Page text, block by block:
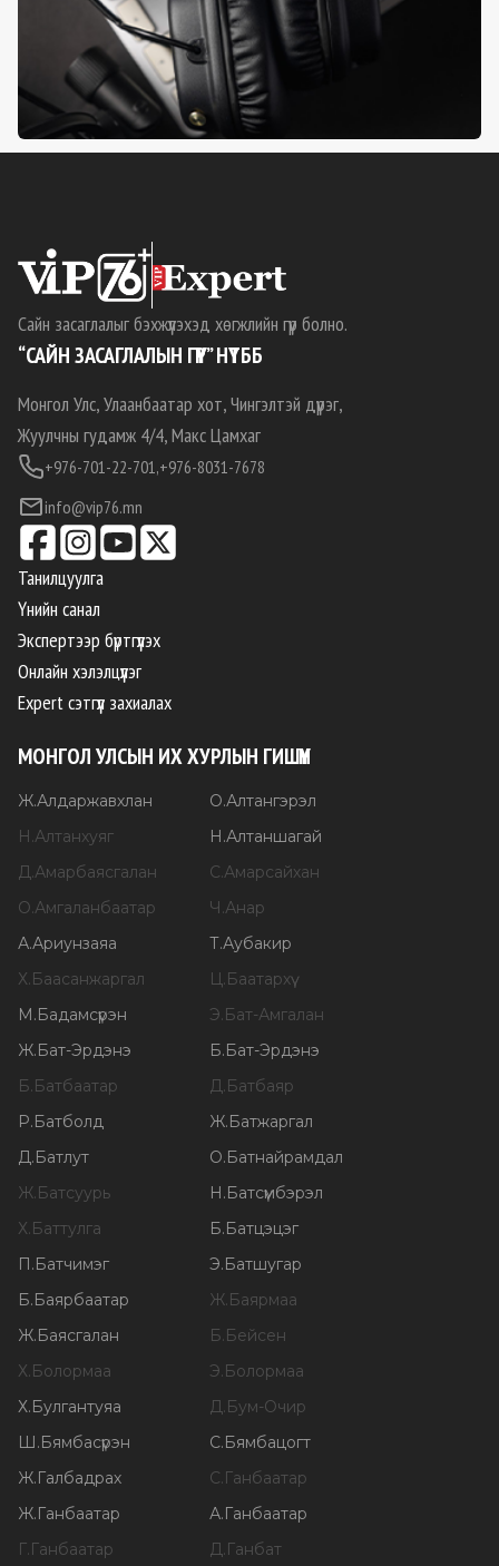
Сайн засаглалыг бэхжүүлэхэд хөгжлийн гүүр болно.
“САЙН ЗАСАГЛАЛЫН ГҮҮР” НҮТББ
Монгол Улс, Улаанбаатар хот, Чингэлтэй дүүрэг,
Жуулчны гудамж 4/4, Макс Цамхаг
+976-701-22-701,+976-8031-7678
info@vip76.mn
Танилцуулга
Үнийн санал
Экспертээр бүртгүүлэх
Онлайн хэлэлцүүлэг
Expert сэтгүүл захиалах
МОНГОЛ УЛСЫН ИХ ХУРЛЫН ГИШҮҮН
Ж.Алдаржавхлан О.Алтангэрэл
Н.Алтанхуяг Н.Алтаншагай
Д.Амарбаясгалан С.Амарсайхан
О.Амгаланбаатар Ч.Анар
А.Ариунзаяа Т.Аубакир
Х.Баасанжаргал Ц.Баатархүү
М.Бадамсүрэн Э.Бат-Амгалан
Ж.Бат-Эрдэнэ Б.Бат-Эрдэнэ
Б.Батбаатар Д.Батбаяр
Р.Батболд Ж.Батжаргал
Д.Батлут О.Батнайрамдал
Ж.Батсуурь Н.Батсүмбэрэл
Х.Баттулга Б.Батцэцэг
П.Батчимэг Э.Батшугар
Б.Баярбаатар Ж.Баярмаа
Ж.Баясгалан Б.Бейсен
Х.Болормаа Э.Болормаа
Х.Булгантуяа Д.Бум-Очир
Ш.Бямбасүрэн С.Бямбацогт
Ж.Галбадрах С.Ганбаатар
Ж.Ганбаатар А.Ганбаатар
Г.Ганбаатар Д.Ганбат